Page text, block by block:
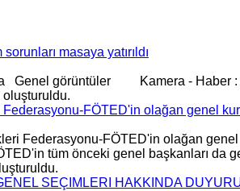
masaya yatırıldı
Genel görüntüler Kamera - Haber :
FÖTED'in olağan genel
Federasyonu-FÖTED'in olağan genel
tüm önceki genel başkanları da
SEÇIMLERI HAKKINDA